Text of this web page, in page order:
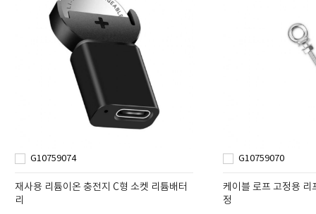
G10759074
재사용 리튬이온 충전지 C형 소켓 리튬배터
리
G10759070
케이블 로프 고정용 리
정